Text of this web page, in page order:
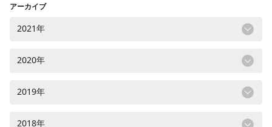
アーカイブ
2021年
2020年
2019年
2018年